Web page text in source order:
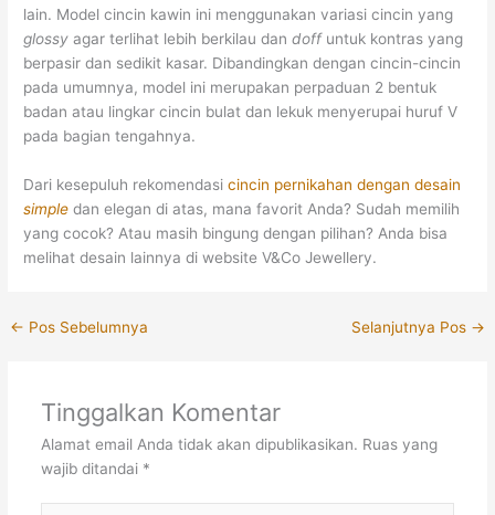
lain. Model cincin kawin ini menggunakan variasi cincin yang
glossy agar terlihat lebih berkilau dandoffuntuk kontras yang
berpasir dan sedikit kasar. Dibandingkan dengan cincin-cincin
pada umumnya, model ini merupakan perpaduan 2 bentuk
badan atau lingkar cincin bulat dan lekuk menyerupai huruf V
pada bagian tengahnya.
Dari kesepuluh rekomendasicincin pernikahan dengan desain
simple dan elegan di atas, mana favorit Anda? Sudah memilih
yang cocok? Atau masih bingung dengan pilihan? Anda bisa
melihat desain lainnya di website V&Co Jewellery.
← Pos Sebelumnya Selanjutnya Pos →
Tinggalkan Komentar
Alamat email Anda tidak akan dipublikasikan. Ruas yang
wajib ditandai *